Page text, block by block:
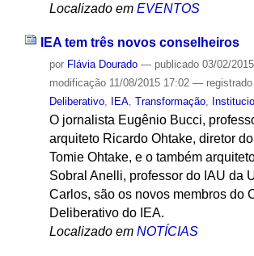
Localizado em EVENTOS
IEA tem três novos conselheiros
por Flávia Dourado — publicado03/02/2015
modificação11/08/2015 17:02 — registrado
Deliberativo, IEA, Transformação,
O jornalista Eugênio Bucci,
arquiteto Ricardo Ohtake, diretor
Tomie Ohtake, e o também
Sobral Anelli, professor do IAU da
Carlos, são os novos membros do
Deliberativo do IEA.
Localizado em NOTÍCIAS